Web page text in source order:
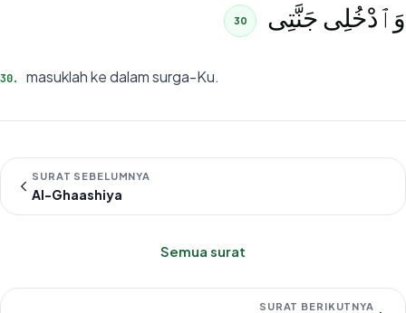
وَٱدْخُلِى جَنَّتِى 30
30. masuklah ke dalam surga-Ku.
SURAT SEBELUMNYA
Al-Ghaashiya
Semua surat
SURAT BERIKUTNYA